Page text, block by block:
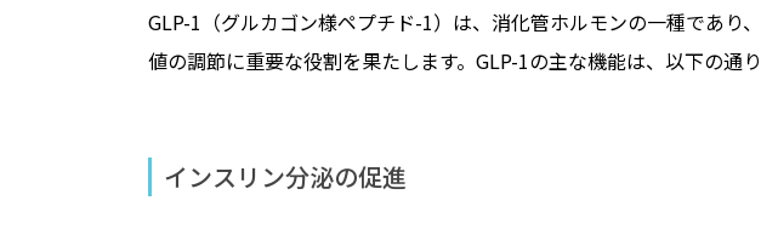
GLP-1（グルカゴン様ペプチド-1）は、消化管ホルモンの一種であ
値の調節に重要な役割を果たします。GLP-1の主な機能は、以下の通り
インスリン分泌の促進